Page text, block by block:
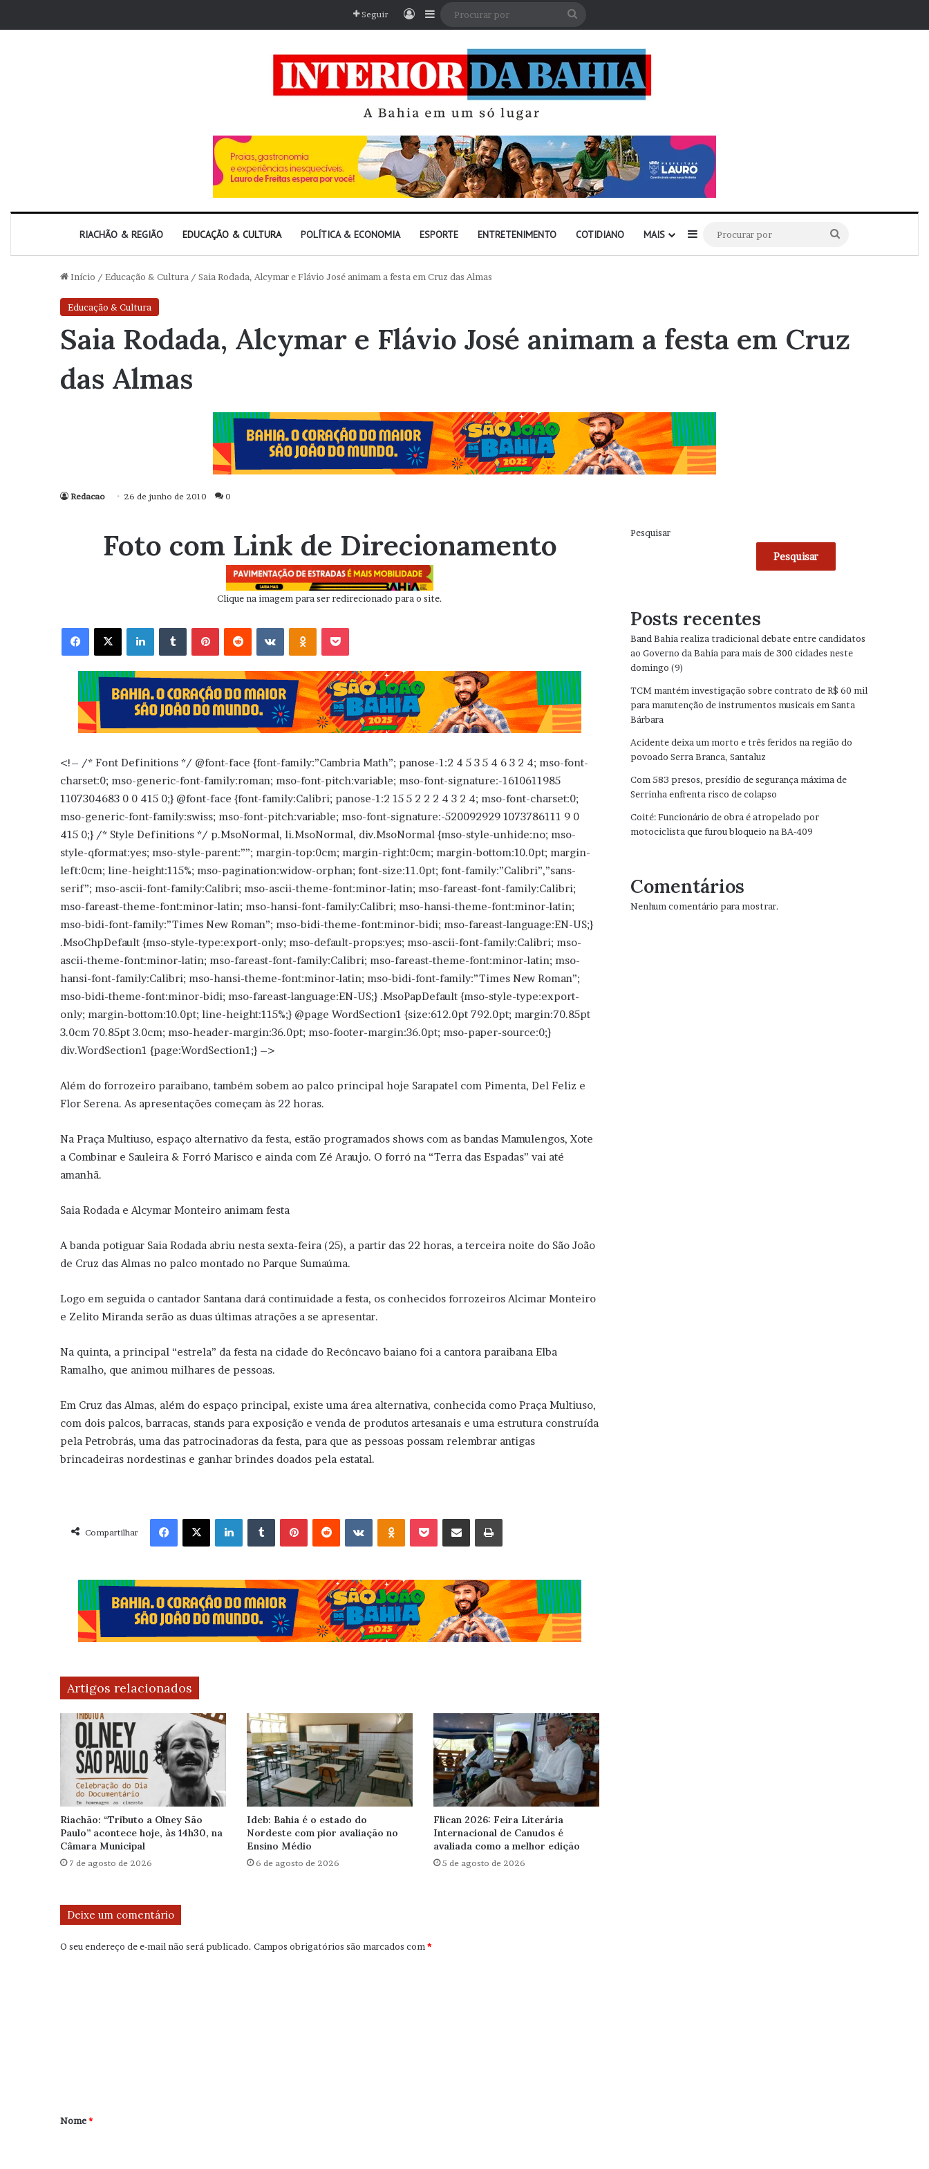
Seguir EntrarBarra Lateral
RIACHÃO & REGIÃO EDUCAÇÃO & CULTURA POLÍTICA & ECONOMIA ESPORTE ENTRETENIMENTO COTIDIANO MAIS Barra Lateral
por
Início / Educação & Cultura / Saia Rodada, Alcymar e Flávio José animam a festa em Cruz das Almas
Educação & Cultura
Saia Rodada, Alcymar e Flávio José animam a festa em Cruz
das Almas
Redacao 26 de junho de 2010 0
Foto com Link de Direcionamento
Clique na imagem para ser redirecionado para o site.
Facebook X Linkedin VK OK
<!– /* Font Definitions */ @font-face {font-family:”Cambria Math”; panose-1:2 4 5 3 5 4 6 3 2 4; mso-font-
charset:0; mso-generic-font-family:roman; mso-font-pitch:variable; mso-font-signature:-1610611985
1107304683 0 0 415 0;} @font-face {font-family:Calibri; panose-1:2 15 5 2 2 2 4 3 2 4; mso-font-charset:0;
mso-generic-font-family:swiss; mso-font-pitch:variable; mso-font-signature:-520092929 1073786111 9 0
415 0;} /* Style Definitions */ p.MsoNormal, li.MsoNormal, div.MsoNormal {mso-style-unhide:no; mso-
style-qformat:yes; mso-style-parent:””; margin-top:0cm; margin-right:0cm; margin-bottom:10.0pt; margin-
left:0cm; line-height:115%; mso-pagination:widow-orphan; font-size:11.0pt; font-family:”Calibri”,”sans-
serif”; mso-ascii-font-family:Calibri; mso-ascii-theme-font:minor-latin; mso-fareast-font-family:Calibri;
mso-fareast-theme-font:minor-latin; mso-hansi-font-family:Calibri; mso-hansi-theme-font:minor-latin;
mso-bidi-font-family:”Times New Roman”; mso-bidi-theme-font:minor-bidi; mso-fareast-language:EN-US;}
.MsoChpDefault {mso-style-type:export-only; mso-default-props:yes; mso-ascii-font-family:Calibri; mso-
ascii-theme-font:minor-latin; mso-fareast-font-family:Calibri; mso-fareast-theme-font:minor-latin; mso-
hansi-font-family:Calibri; mso-hansi-theme-font:minor-latin; mso-bidi-font-family:”Times New Roman”;
mso-bidi-theme-font:minor-bidi; mso-fareast-language:EN-US;} .MsoPapDefault {mso-style-type:export-
only; margin-bottom:10.0pt; line-height:115%;} @page WordSection1 {size:612.0pt 792.0pt; margin:70.85pt
3.0cm 70.85pt 3.0cm; mso-header-margin:36.0pt; mso-footer-margin:36.0pt; mso-paper-source:0;}
div.WordSection1 {page:WordSection1;} –>
Além do forrozeiro paraibano, também sobem ao palco principal hoje Sarapatel com Pimenta, Del Feliz e
Flor Serena. As apresentações começam às 22 horas.
Na Praça Multiuso, espaço alternativo da festa, estão programados shows com as bandas Mamulengos, Xote
a Combinar e Sauleira & Forró Marisco e ainda com Zé Araujo. O forró na “Terra das Espadas” vai até
amanhã.
Saia Rodada e Alcymar Monteiro animam festa
A banda potiguar Saia Rodada abriu nesta sexta-feira (25), a partir das 22 horas, a terceira noite do São João
de Cruz das Almas no palco montado no Parque Sumaúma.
Logo em seguida o cantador Santana dará continuidade a festa, os conhecidos forrozeiros Alcimar Monteiro
e Zelito Miranda serão as duas últimas atrações a se apresentar.
Na quinta, a principal “estrela” da festa na cidade do Recôncavo baiano foi a cantora paraibana Elba
Ramalho, que animou milhares de pessoas.
Em Cruz das Almas, além do espaço principal, existe uma área alternativa, conhecida como Praça Multiuso,
com dois palcos, barracas, stands para exposição e venda de produtos artesanais e uma estrutura construída
pela Petrobrás, uma das patrocinadoras da festa, para que as pessoas possam relembrar antigas
brincadeiras nordestinas e ganhar brindes doados pela estatal.
Compartilhar
Facebook X Linkedin VK OK
Artigos relacionados
Riachão: “Tributo a Olney São
Paulo” acontece hoje, às 14h30, na
Câmara Municipal
7 de agosto de 2026
Ideb: Bahia é o estado do
Nordeste com pior avaliação no
Ensino Médio
6 de agosto de 2026
Flican 2026: Feira Literária
Internacional de Canudos é
avaliada como a melhor edição
5 de agosto de 2026
Deixe um comentário
O seu endereço de e-mail não será publicado. Campos obrigatórios são marcados com*
r
Nome*
Pesquisar
Pesquisar
Posts recentes
Band Bahia realiza tradicional debate entre candidatos
ao Governo da Bahia para mais de 300 cidades neste
domingo (9)
TCM mantém investigação sobre contrato de R$ 60 mil
para manutenção de instrumentos musicais em Santa
Bárbara
Acidente deixa um morto e três feridos na região do
povoado Serra Branca, Santaluz
Com 583 presos, presídio de segurança máxima de
Serrinha enfrenta risco de colapso
Coité: Funcionário de obra é atropelado por
motociclista que furou bloqueio na BA-409
Comentários
Nenhum comentário para mostrar.